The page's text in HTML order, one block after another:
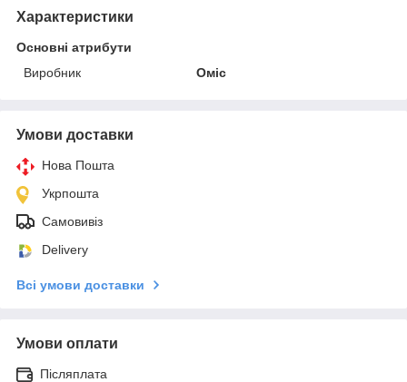
Характеристики
Основні атрибути
Виробник
Оміс
Умови доставки
Нова Пошта
Укрпошта
Самовивіз
Delivery
Всі умови доставки
Умови оплати
Післяплата